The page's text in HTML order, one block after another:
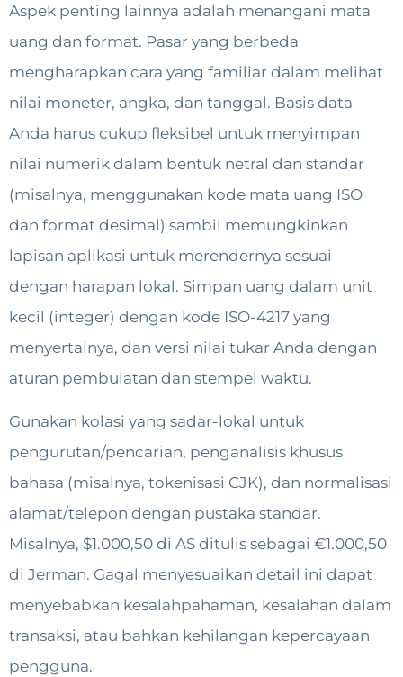
Aspek penting lainnya adalah menangani mata
uang dan format. Pasar yang berbeda
mengharapkan cara yang familiar dalam melihat
nilai moneter, angka, dan tanggal. Basis data
Anda harus cukup fleksibel untuk menyimpan
nilai numerik dalam bentuk netral dan standar
(misalnya, menggunakan kode mata uang ISO
dan format desimal) sambil memungkinkan
lapisan aplikasi untuk merendernya sesuai
dengan harapan lokal. Simpan uang dalam unit
kecil (integer) dengan kode ISO-4217 yang
menyertainya, dan versi nilai tukar Anda dengan
aturan pembulatan dan stempel waktu.
Gunakan kolasi yang sadar-lokal untuk
pengurutan/pencarian, penganalisis khusus
bahasa (misalnya, tokenisasi CJK), dan normalisasi
alamat/telepon dengan pustaka standar.
Misalnya, $1.000,50 di AS ditulis sebagai €1.000,50
di Jerman. Gagal menyesuaikan detail ini dapat
menyebabkan kesalahpahaman, kesalahan dalam
transaksi, atau bahkan kehilangan kepercayaan
pengguna.